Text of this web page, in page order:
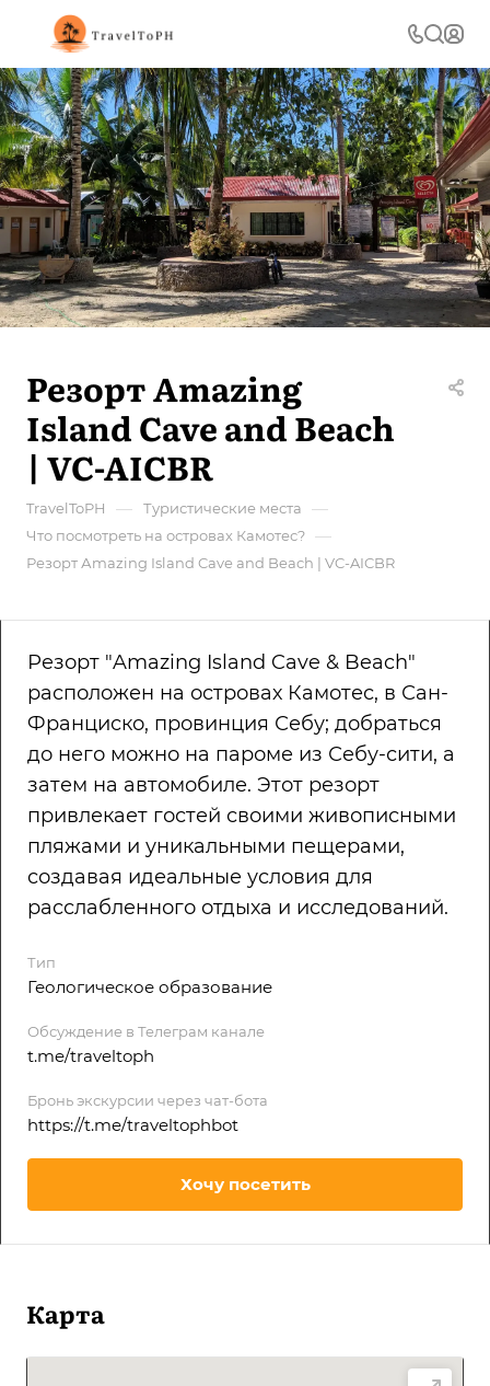
Резорт Аmazing
Island Cave and Beach
| VC-AICBR
TravelToPH — Туристические места —
Что посмотреть на островах Камотес? —
Резорт Аmazing Island Cave and Beach | VC-AICBR
Резорт "Amazing Island Cave & Beach"
расположен на островах Камотес, в Сан-
Франциско, провинция Себу; добраться
до него можно на пароме из Себу-сити, а
затем на автомобиле. Этот резорт
привлекает гостей своими живописными
пляжами и уникальными пещерами,
создавая идеальные условия для
расслабленного отдыха и исследований.
Тип
Геологическое образование
Обсуждение в Телеграм канале
t.me/traveltoph
Бронь экскурсии через чат-бота
https://t.me/traveltophbot
Хочу посетить
Карта